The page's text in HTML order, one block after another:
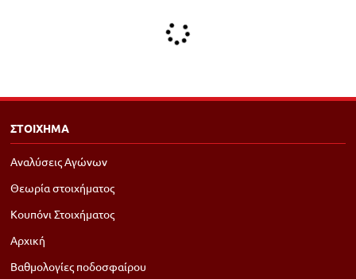
ΣΤΟΙΧΗΜΑ
Αναλύσεις Αγώνων
Θεωρία στοιχήματος
Κουπόνι Στοιχήματος
Αρχική
Βαθμολογίες ποδοσφαίρου